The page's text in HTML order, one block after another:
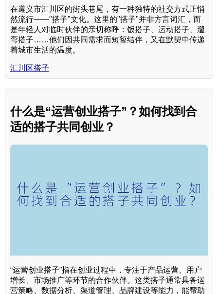
在遵义市汇川区的街头巷尾，有一种独特的社交方式正悄
然流行——"搭子"文化。这里的"搭子"并非方言词汇，而
是年轻人对临时伙伴的亲切称呼：饭搭子、运动搭子、遛
弯搭子……他们因共同需求而短暂结伴，又在默契中传递
着城市生活的温度。
汇川区搭子
什么是“运营创业搭子”？如何找到合
适的搭子共同创业？
“运营创业搭子”指在创业过程中，专注于产品运营、用户
增长、市场推广等环节的合作伙伴。这类搭子通常具备运
营策略、数据分析、渠道管理、品牌建设等能力，能帮助